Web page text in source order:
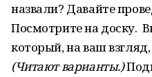
назвали? Давайте
Посмотрите на доску.
который, на ваш
(Читают варианты.)